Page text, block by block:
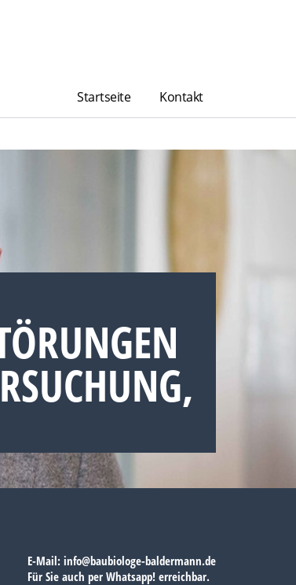
Startseite Kontakt
E-Mail: info@baubiologe-baldermann.de
Für Sie auch per Whatsapp! erreichbar.